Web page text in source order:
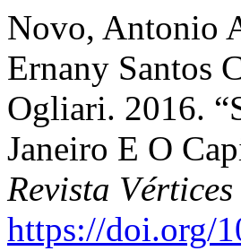
Novo, Antonio
Ernany Santos
Ogliari. 2016.
Janeiro E O
Revista Vértices
https://doi.org/